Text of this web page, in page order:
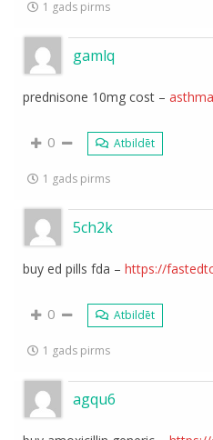
1 gads pirms
gamlq
prednisone 10mg cost –asthma
0 Atbildēt
1 gads pirms
5ch2k
buy ed pills fda –https://
0 Atbildēt
1 gads pirms
agqu6